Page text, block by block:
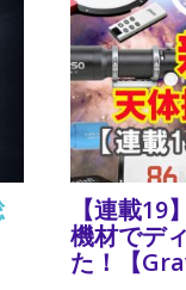
【連載
機材でデ
た！【